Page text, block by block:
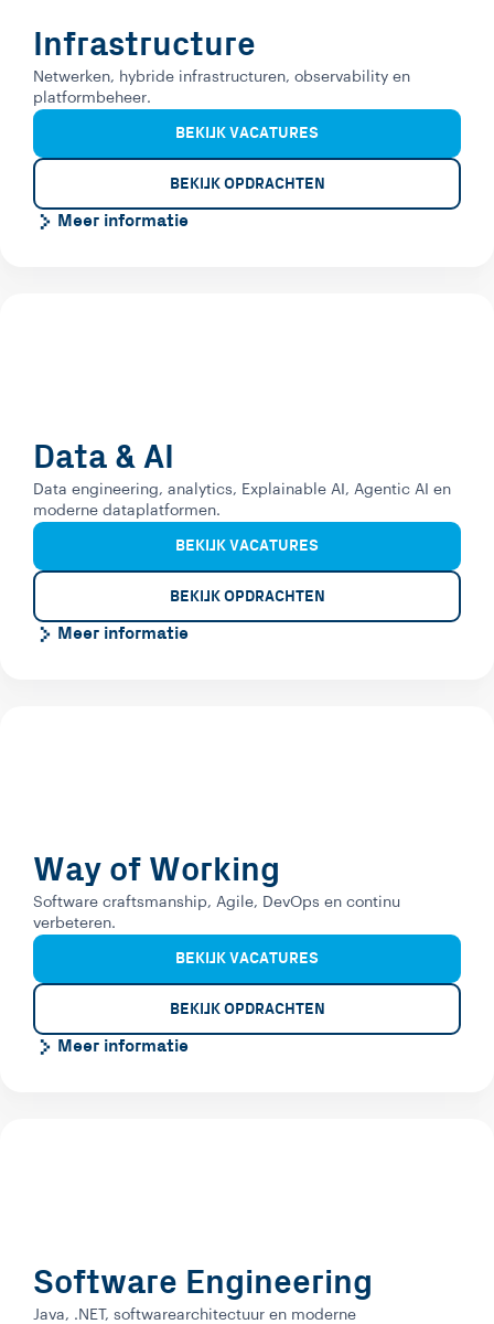
Infrastructure
Netwerken, hybride infrastructuren, observability en
platformbeheer.
BEKIJK VACATURES
BEKIJK OPDRACHTEN
Meer informatie
Data & AI
Data engineering, analytics, Explainable AI, Agentic AI en
moderne dataplatformen.
BEKIJK VACATURES
BEKIJK OPDRACHTEN
Meer informatie
Way of Working
Software craftsmanship, Agile, DevOps en continu
verbeteren.
BEKIJK VACATURES
BEKIJK OPDRACHTEN
Meer informatie
Software Engineering
Java, .NET, softwarearchitectuur en moderne